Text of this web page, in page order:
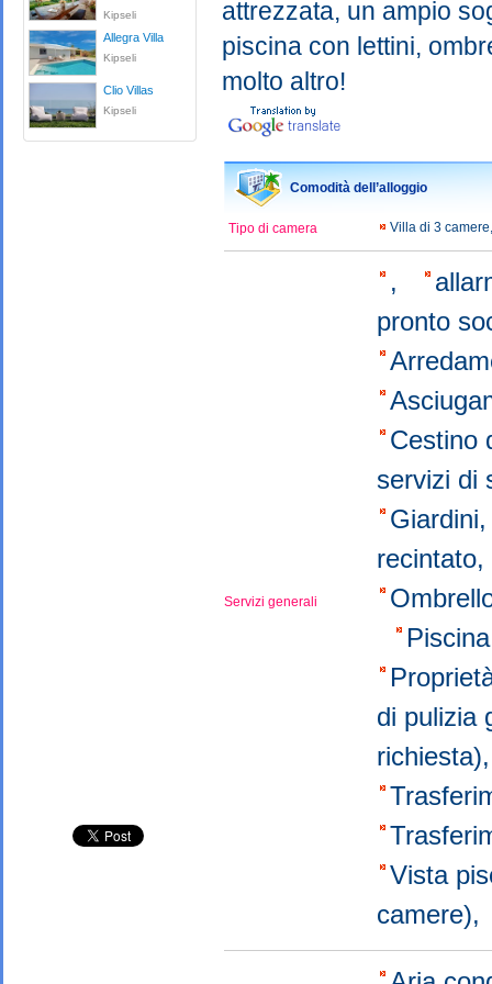
Kipseli
Allegra Villa
Kipseli
Clio Villas
Kipseli
attrezzata, un ampio
piscina con lettini,
molto altro!
Comodità dell’alloggio
Tipo di camera Villa di 3
Servizi generali
,
pronto
Cestino
servizi
di pulizia
Vista